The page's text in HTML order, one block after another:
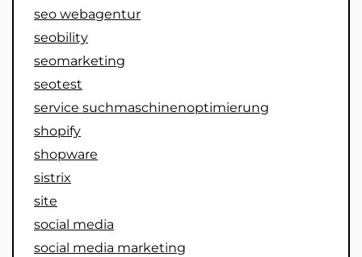
seo webagentur
seobility
seomarketing
seotest
service suchmaschinenoptimierung
shopify
shopware
sistrix
site
social media
social media marketing